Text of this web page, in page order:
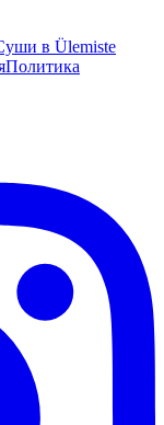
в Ülemiste
Политика